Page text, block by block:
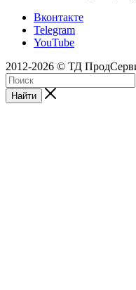
Вконтакте
Telegram
YouTube
2012-2026 © ТД
Найти